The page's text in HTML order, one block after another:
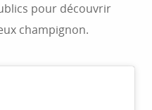
pour découvrir
champignon.